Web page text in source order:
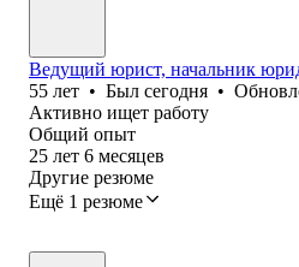
Ведущий юрист, начальник
55 лет • Был сегодня •
Активно ищет работу
Общий опыт
25 лет 6 месяцев
Другие резюме
Ещё 1 резюме